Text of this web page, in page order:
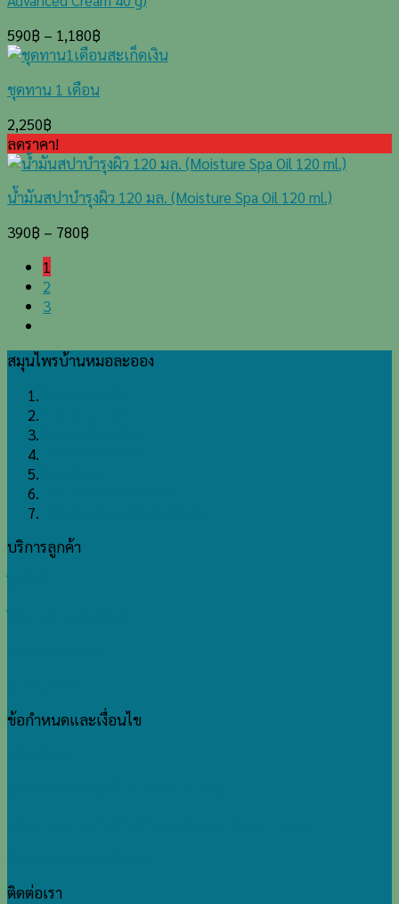
590฿ – 1,180฿
ชุดทาน 1 เดือน
2,250฿
ลดราคา!
น้ำมันสปาบำรุงผิว 120 มล. (Moisture Spa Oil 120 ml.)
390฿ – 780฿
1
2
3
สมุนไพรบ้านหมอละออง
บริการลูกค้า
ข้อกำหนดและเงื่อนไข
ติดต่อเรา